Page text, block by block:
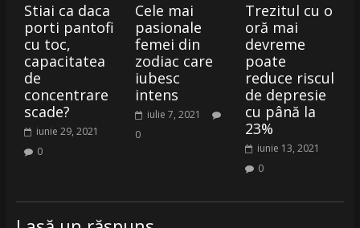
Stiai ca daca
porti pantofi
cu toc,
capacitatea
de
concentrare
scade?
iunie 29, 2021
0
Cele mai
pasionale
femei din
zodiac care
iubesc
intens
iulie 7, 2021
0
Trezitul cu o
oră mai
devreme
poate
reduce riscul
de depresie
cu până la
23%
iunie 13, 2021
0